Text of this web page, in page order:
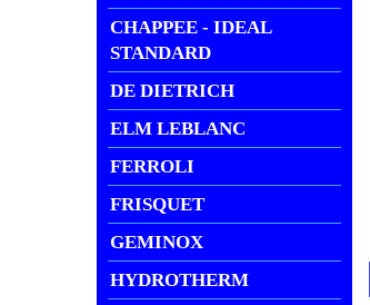
CHAPPEE - IDEAL
STANDARD
DE DIETRICH
ELM LEBLANC
FERROLI
FRISQUET
GEMINOX
HYDROTHERM